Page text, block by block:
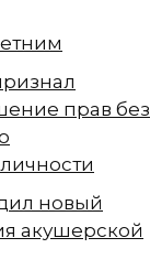
прав без
новый
акушерской